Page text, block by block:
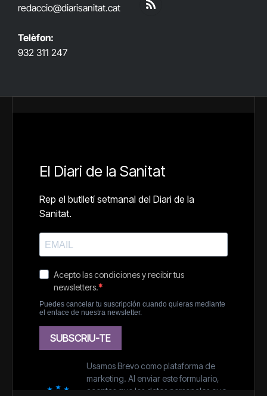
redaccio@diarisanitat.cat
Telèfon:
932 311 247
RSS